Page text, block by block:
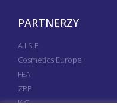
PARTNERZY
A.I.S.E
Cosmetics Europe
FEA
ZPP
KIG